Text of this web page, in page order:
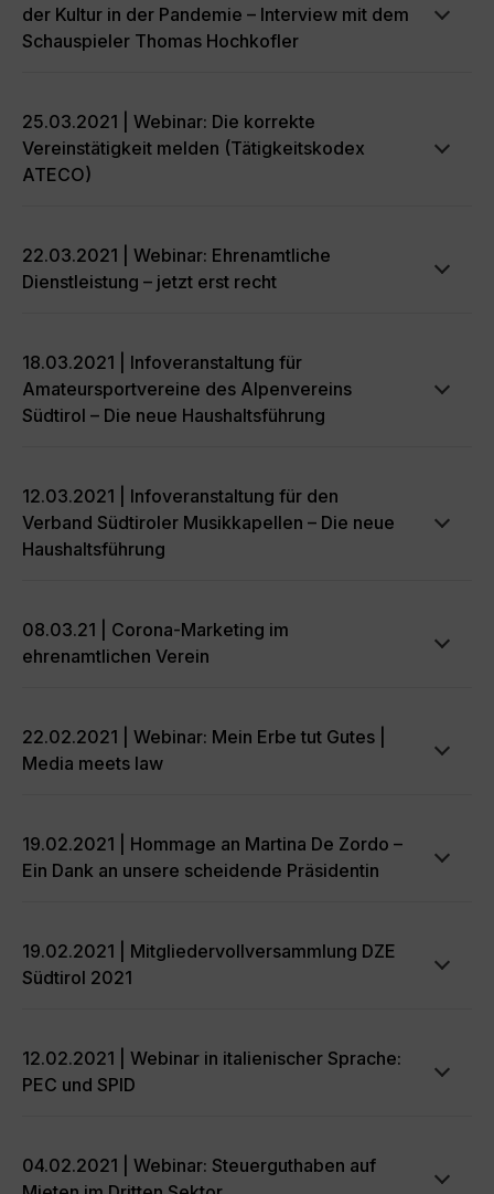
der Kultur in der Pandemie – Interview mit dem
Schauspieler Thomas Hochkofler
25.03.2021 | Webinar: Die korrekte
Vereinstätigkeit melden (Tätigkeitskodex
ATECO)
22.03.2021 | Webinar: Ehrenamtliche
Dienstleistung – jetzt erst recht
18.03.2021 | Infoveranstaltung für
Amateursportvereine des Alpenvereins
Südtirol – Die neue Haushaltsführung
12.03.2021 | Infoveranstaltung für den
Verband Südtiroler Musikkapellen – Die neue
Haushaltsführung
08.03.21 | Corona-Marketing im
ehrenamtlichen Verein
22.02.2021 | Webinar: Mein Erbe tut Gutes |
Media meets law
19.02.2021 | Hommage an Martina De Zordo –
Ein Dank an unsere scheidende Präsidentin
19.02.2021 | Mitgliedervollversammlung DZE
Südtirol 2021
12.02.2021 | Webinar in italienischer Sprache:
PEC und SPID
04.02.2021 | Webinar: Steuerguthaben auf